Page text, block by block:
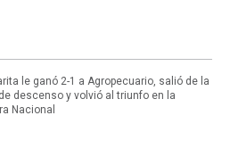
le ganó 2-1 a Agropecuario, salió de la
descenso y volvió al triunfo en la
Nacional